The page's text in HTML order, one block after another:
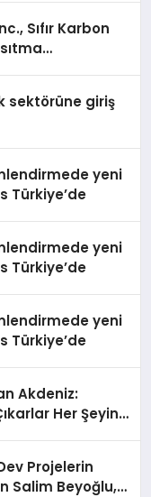
Sıfır Karbon
sektörüne giriş
yeni
Türkiye’de
yeni
Türkiye’de
yeni
Türkiye’de
Akdeniz:
Her Şeyin
Projelerin
Salim Beyoğlu,